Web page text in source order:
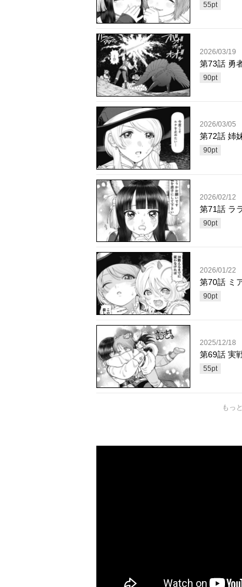
55pt
2026/03/19
第73話 勇
90pt
2026/03/05
第72話 姉
90pt
2026/02/12
第71話 ラ
90pt
2026/01/22
第70話 ミ
90pt
2025/12/18
第69話 実
55pt
もっ